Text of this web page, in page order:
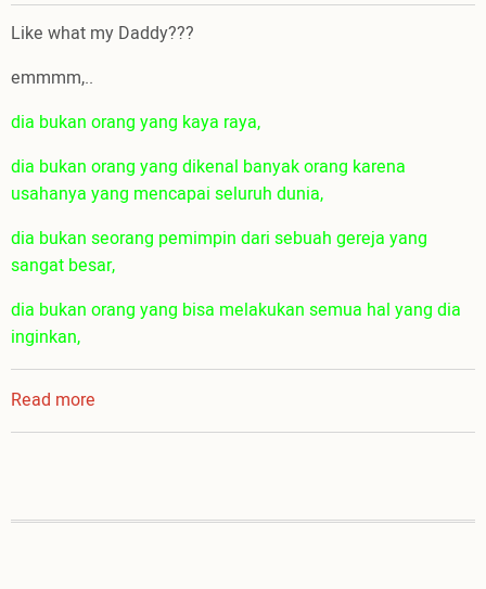
Like what my Daddy???
emmmm,..
dia bukan orang yang kaya raya,
dia bukan orang yang dikenal banyak orang karena
usahanya yang mencapai seluruh dunia,
dia bukan seorang pemimpin dari sebuah gereja yang
sangat besar,
dia bukan orang yang bisa melakukan semua hal yang dia
inginkan,
Read more
my